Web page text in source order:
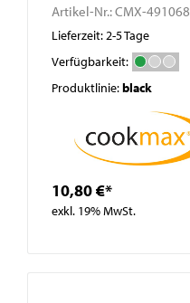
Artikel-Nr.:CMX-491068
Lieferzeit: 2-5 Tage
Verfügbarkeit:
Produktlinie:black
10,80 €*
exkl. 19% MwSt.